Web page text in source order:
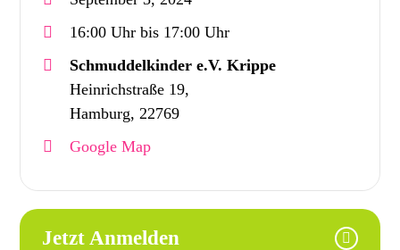
16:00 Uhr bis 17:00 Uhr
Schmuddelkinder e.V. Krippe
Heinrichstraße 19,
Hamburg, 22769
Google Map
Jetzt Anmelden